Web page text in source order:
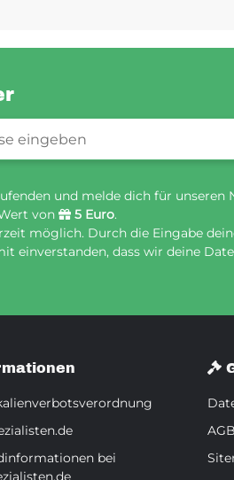
und melde dich für unseren
von
5 Euro.
möglich. Durch die Eingabe
einverstanden, dass wir deine
bei
AGB